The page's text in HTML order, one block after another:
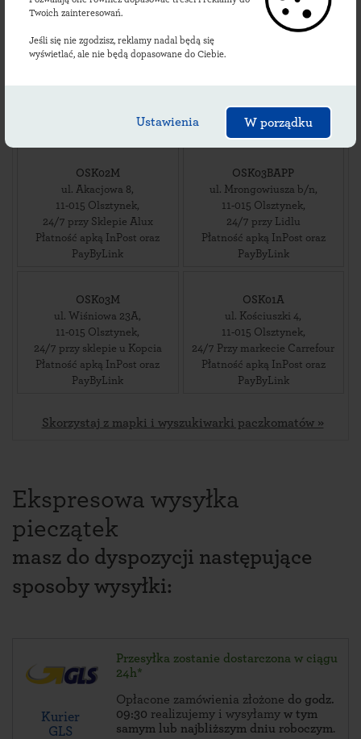
Twoich zainteresowań.
Jeśli się nie zgodzisz, reklamy nadal będą się
wyświetlać, ale nie będą dopasowane do Ciebie.
Ustawienia W porządku
OLT02M
Płatność apką InPost oraz
PayByLink
OSK02M
ul. Akacjowa 8,
11-015 Olsztynek,
24/7 przy Sklepie Alux
Płatność apką InPost oraz
PayByLink
OSK03BAPP
ul. Mrongowiusza b/n,
11-015 Olsztynek,
24/7 przy Lidlu
Płatność apką InPost oraz
PayByLink
OSK03M
ul. Wiśniowa 23A,
11-015 Olsztynek,
24/7 przy sklepie u Kopcia
Płatność apką InPost oraz
PayByLink
OSK01A
ul. Kościuszki 4,
11-015 Olsztynek,
24/7 Przy markecie Carrefour
Płatność apką InPost oraz
PayByLink
Skorzystaj z mapki i wyszukiwarki paczkomatów »
Ekspresowa wysyłka
pieczątek
masz do dyspozycji następujące
sposoby wysyłki:
Kurier
GLS
Przesyłka zostanie dostarczona w ciągu
24h*
Opłacone zamówienia złożone do godz.
09:30 realizujemy i wysyłamy w tym
samym lub najbliższym dniu roboczym.